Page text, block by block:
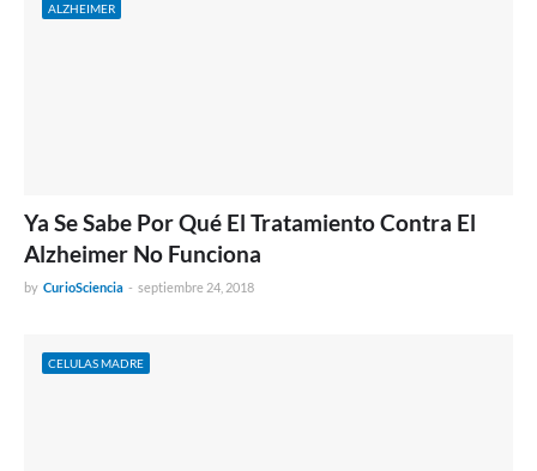
ALZHEIMER
Ya Se Sabe Por Qué El Tratamiento Contra El
Alzheimer No Funciona
by CurioSciencia - septiembre 24, 2018
CELULAS MADRE